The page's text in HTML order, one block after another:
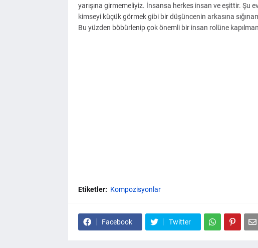
yarışına girmemeliyiz. İnsansa herkes insan ve eşittir. Şu
kimseyi küçük görmek gibi bir düşüncenin arkasına
Bu yüzden böbürlenip çok önemli bir insan rolüne
Etiketler: Kompozisyonlar
Facebook Twitter